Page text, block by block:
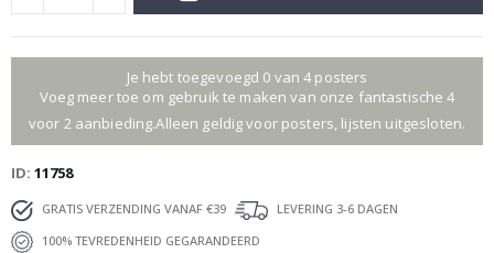
Je hebt toegevoegd 0 van 4 posters
Voeg meer toe om gebruik te maken van onze fantastische 4
voor 2 aanbieding.Alleen geldig voor posters, lijsten uitgesloten.
ID 11758
GRATIS VERZENDING VANAF €39
LEVERING 3-6 DAGEN
100% TEVREDENHEID GEGARANDEERD